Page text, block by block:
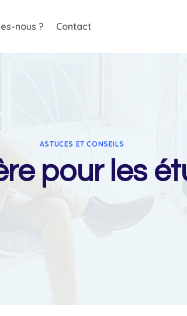
nous ? Contact
ASTUCES ET CONSEILS
pour les